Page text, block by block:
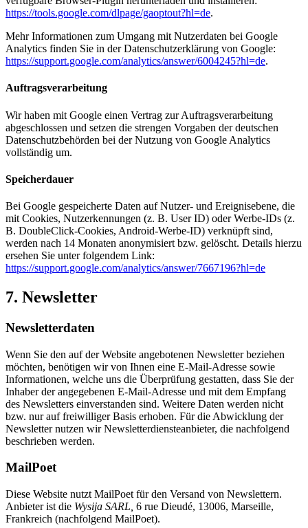
https://tools.google.com/dlpage/gaoptout?hl=de.
Mehr Informationen zum Umgang mit Nutzerdaten bei Google
Analytics finden Sie in der Datenschutzerklärung von Google:
https://support.google.com/analytics/answer/6004245?hl=de.
Auftragsverarbeitung
Wir haben mit Google einen Vertrag zur Auftragsverarbeitung
abgeschlossen und setzen die strengen Vorgaben der deutschen
Datenschutzbehörden bei der Nutzung von Google Analytics
vollständig um.
Speicherdauer
Bei Google gespeicherte Daten auf Nutzer- und Ereignisebene, die
mit Cookies, Nutzerkennungen (z. B. User ID) oder Werbe-IDs (z.
B. DoubleClick-Cookies, Android-Werbe-ID) verknüpft sind,
werden nach 14 Monaten anonymisiert bzw. gelöscht. Details hierzu
ersehen Sie unter folgendem Link:
https://support.google.com/analytics/answer/7667196?hl=de
7. Newsletter
Newsletter­daten
Wenn Sie den auf der Website angebotenen Newsletter beziehen
möchten, benötigen wir von Ihnen eine E-Mail-Adresse sowie
Informationen, welche uns die Überprüfung gestatten, dass Sie der
Inhaber der angegebenen E-Mail-Adresse und mit dem Empfang
des Newsletters einverstanden sind. Weitere Daten werden nicht
bzw. nur auf freiwilliger Basis erhoben. Für die Abwicklung der
Newsletter nutzen wir Newsletterdiensteanbieter, die nachfolgend
beschrieben werden.
MailPoet
Diese Website nutzt MailPoet für den Versand von Newslettern.
Anbieter ist die Wysija SARL, 6 rue Dieudé, 13006, Marseille,
Frankreich (nachfolgend MailPoet).